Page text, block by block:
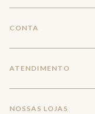
Trabalhe conosco
CONTA
ATENDIMENTO
NOSSAS LOJAS